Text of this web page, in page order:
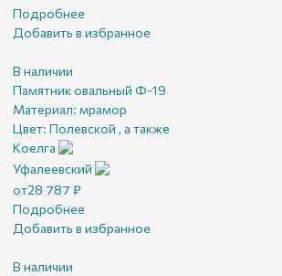
Подробнее
Добавить в избранное
В наличии
Памятник овальный Ф-19
Материал: мрамор
Цвет: Полевской , а также
Коелга
Уфалеевский
от28 787 ₽
Подробнее
Добавить в избранное
В наличии